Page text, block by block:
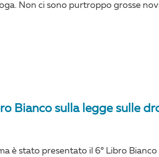
Non ci sono purtroppo grosse
Bianco sulla legge sulle
è stato presentato il 6° Libro Bianco